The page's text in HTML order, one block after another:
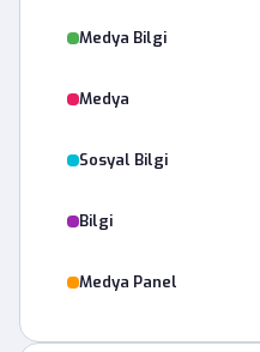
Medya Bilgi
Medya
Sosyal Bilgi
Bilgi
Medya Panel